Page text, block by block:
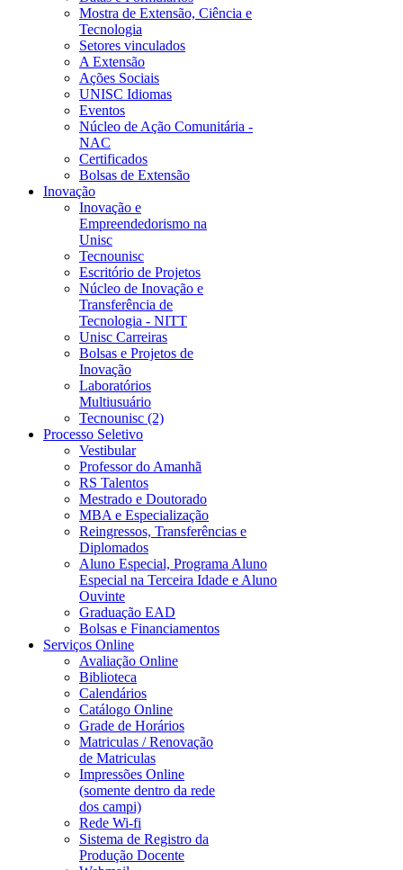
Mostra de Extensão, Ciência e
Tecnologia
Setores vinculados
A Extensão
Ações Sociais
UNISC Idiomas
Eventos
Núcleo de Ação Comunitária -
NAC
Certificados
Bolsas de Extensão
Inovação
Inovação e
Empreendedorismo na
Unisc
Tecnounisc
Escritório de Projetos
Núcleo de Inovação e
Transferência de
Tecnologia - NITT
Unisc Carreiras
Bolsas e Projetos de
Inovação
Laboratórios
Multiusuário
Tecnounisc (2)
Processo Seletivo
Vestibular
Professor do Amanhã
RS Talentos
Mestrado e Doutorado
MBA e Especialização
Reingressos, Transferências e
Diplomados
Aluno Especial, Programa Aluno
Especial na Terceira Idade e Aluno
Ouvinte
Graduação EAD
Bolsas e Financiamentos
Serviços Online
Avaliação Online
Biblioteca
Calendários
Catálogo Online
Grade de Horários
Matriculas / Renovação
de Matriculas
Impressões Online
(somente dentro da rede
dos campi)
Rede Wi-fi
Sistema de Registro da
Produção Docente